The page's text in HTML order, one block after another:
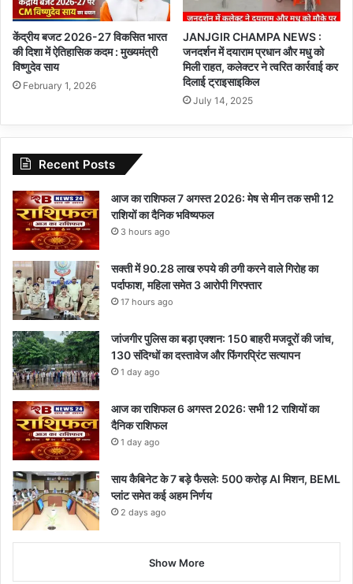
केंद्रीय बजट 2026-27 विकसित भारत
की दिशा में ऐतिहासिक कदम : मुख्यमंत्री
विष्णुदेव साय
February 1, 2026
JANJGIR CHAMPA NEWS :
जनदर्शन में दयाराम प्रधान और मधु को
मिली राहत, कलेक्टर ने त्वरित कार्रवाई कर
दिलाई ट्राइसाइकिल
July 14, 2025
Recent Posts
आज का राशिफल 7 अगस्त 2026: मेष से मीन तक सभी 12
राशियों का दैनिक भविष्यफल
3 hours ago
सक्ती में 90.28 लाख रुपये की ठगी करने वाले गिरोह का
पर्दाफाश, महिला समेत 3 आरोपी गिरफ्तार
17 hours ago
जांजगीर पुलिस का बड़ा एक्शन: 150 बाहरी मजदूरों की जांच,
130 संदिग्धों का दस्तावेज और फिंगरप्रिंट सत्यापन
1 day ago
आज का राशिफल 6 अगस्त 2026: सभी 12 राशियों का
दैनिक राशिफल
1 day ago
साय कैबिनेट के 7 बड़े फैसले: 500 करोड़ AI मिशन, BEML
प्लांट समेत कई अहम निर्णय
2 days ago
Show More